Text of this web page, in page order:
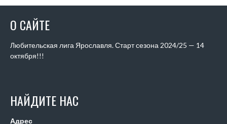
О САЙТЕ
Любительская лига Ярославля. Старт сезона 2024/25 — 14
октября!!!
НАЙДИТЕ НАС
Адрес